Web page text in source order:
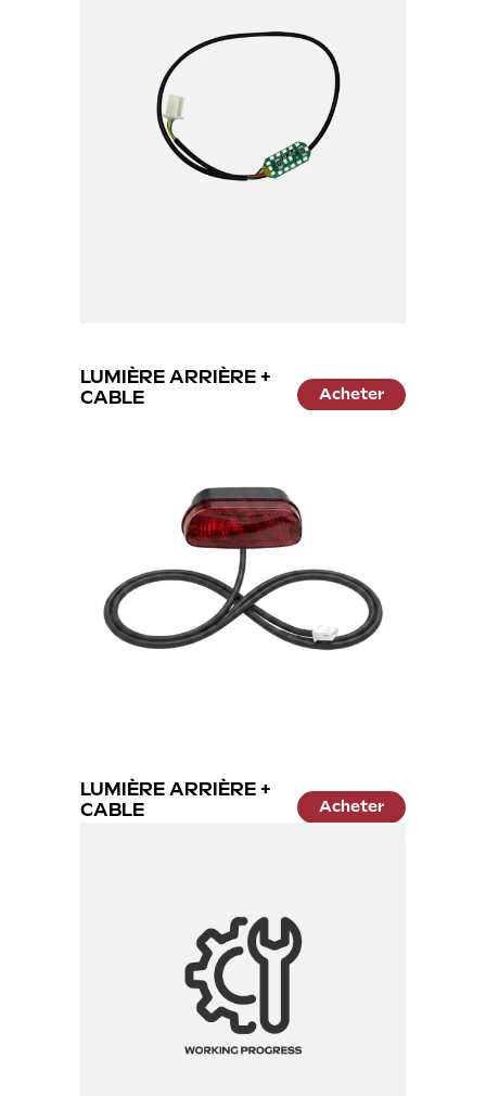
LUMIÈRE ARRIÈRE +
CABLE
Acheter
LUMIÈRE ARRIÈRE +
CABLE
Acheter